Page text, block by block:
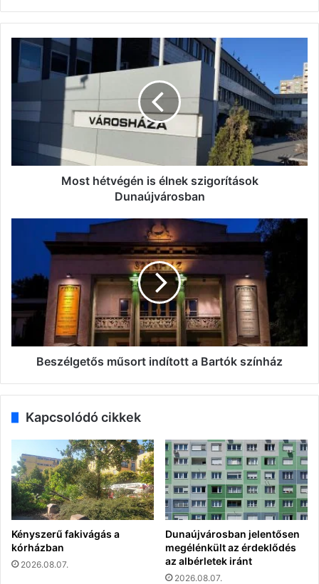
Most
hétvégén
szigorítások
Dunaújvárosban
Most hétvégén is élnek szigorítások
Dunaújvárosban
Bartók
színház
Beszélgetős műsort indított a Bartók színház
Kapcsolódó cikkek
Kényszerű fakivágás a
kórházban
2026.08.07.
Dunaújvárosban jelentősen
megélénkült az érdeklődés
az albérletek iránt
2026.08.07.